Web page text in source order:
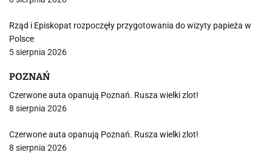
Rząd i Episkopat rozpoczęły przygotowania do wizyty papieża w
Polsce
5 sierpnia 2026
POZNAŃ
Czerwone auta opanują Poznań. Rusza wielki zlot!
8 sierpnia 2026
Czerwone auta opanują Poznań. Rusza wielki zlot!
8 sierpnia 2026